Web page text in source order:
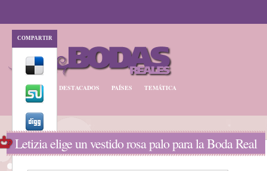
BODA REAL DESTACADOS PAÍSES TEMÁTICA
COMPARTIR
Letizia elige un vestido rosa palo para la Boda Real